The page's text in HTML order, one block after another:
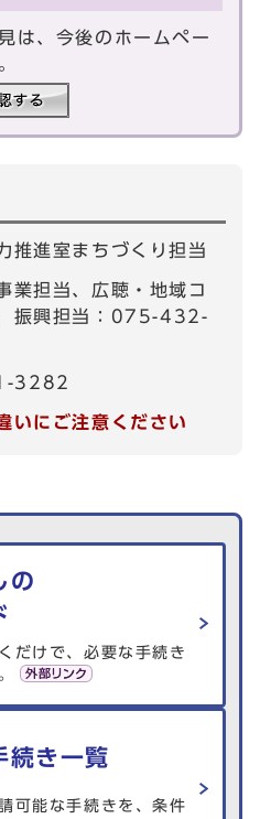
は、今後のホームペー
推進室まちづくり担当
業担当、広聴・地域コ
振興担当：075-432-
3282
いにご注意ください
の
だけで、必要な手続き
続き一覧
可能な手続きを、条件